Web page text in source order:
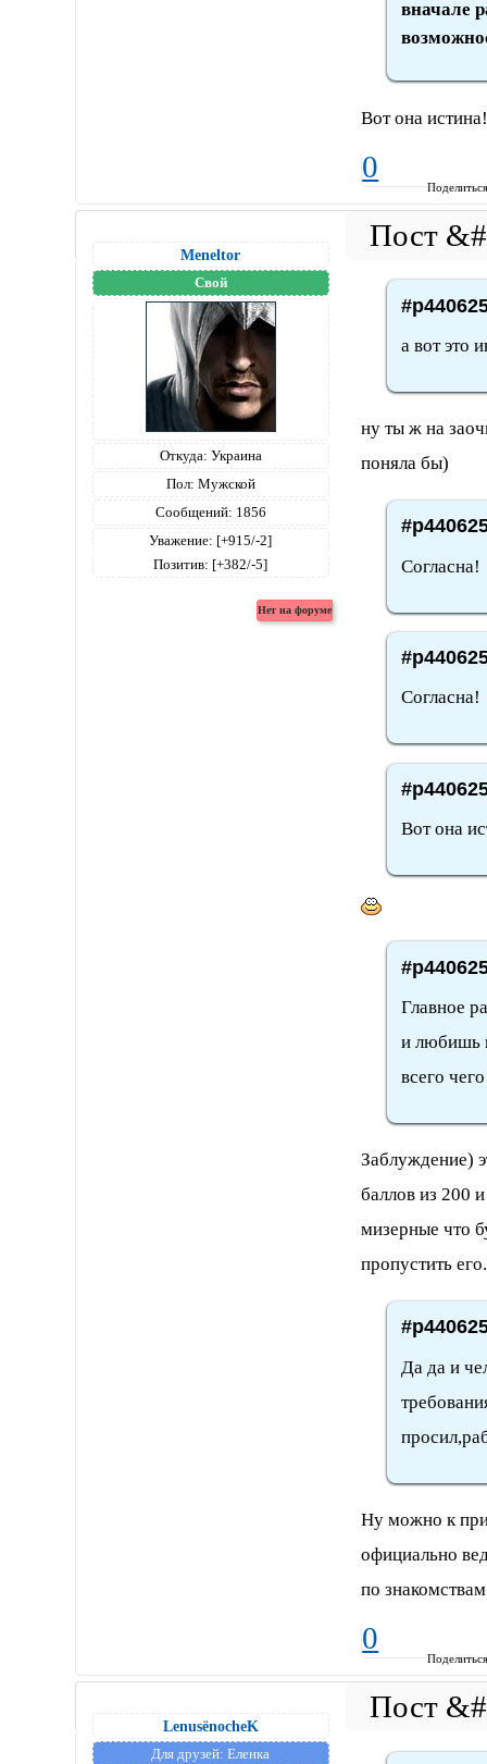
вначале
Вот она
0
Meneltоr
Свой
Откуда: Украина
Пол: Мужской
Сообщений: 1856
Уважение: [+915/-2]
Позитив: [+382/-5]
а вот это
ну ты ж на
поняла бы)
Согласна!
Согласна!
Вот она
Главное
и любишь
всего
Заблуждение)
баллов из 200
мизерные что
пропустить его.
Да да и
Ну можно к
официально
по
0
LenusёnocheK
Для друзей: Еленка